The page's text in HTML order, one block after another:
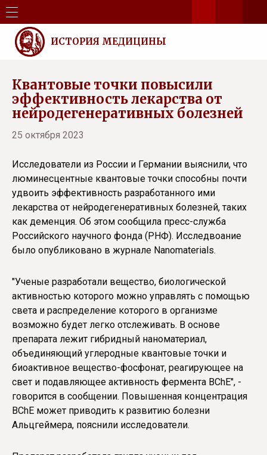
ИСТОРИЯ МЕДИЦИНЫ
Квантовые точки повысили
эффективность лекарства от
нейродегенеративных болезней
25 октября 2023
Исследователи из России и Германии выяснили, что
люминесцентные квантовые точки способны почти
удвоить эффективность разработанного ими
лекарства от нейродегенеративных болезней, таких
как деменция. Об этом сообщила пресс-служба
Российского научного фонда (РНФ). Исследвоание
было опубликовано в журнале Nanomaterials.
"Ученые разработали вещество, биологической
активностью которого можно управлять с помощью
света и распределение которого в организме
возможно будет легко отслеживать. В основе
препарата лежит гибридный наноматериал,
объединяющий углеродные квантовые точки и
биоактивное вещество-фосфонат, реагирующее на
свет и подавляющее активность фермента BChE", -
говорится в сообщении. Повышенная концентрация
BChE может приводить к развитию болезни
Альцгеймера, пояснили исследователи.